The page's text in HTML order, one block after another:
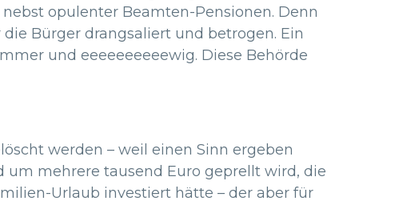
opulenter Beamten-Pensionen. Denn
Bürger drangsaliert und betrogen. Ein
und eeeeeeeeeewig. Diese Behörde
werden – weil einen Sinn ergeben
um mehrere tausend Euro geprellt wird, die
Urlaub investiert hätte – der aber für